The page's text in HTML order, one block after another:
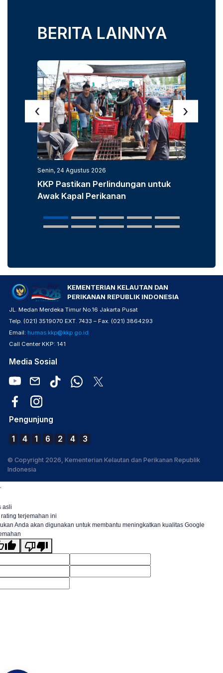
BERITA LAINNYA
Senin, 24 Agustus 2026
KKP Pastikan Perlindungan untuk
Awak Kapal Perikanan
‹ ›
KEMENTERIAN KELAUTAN DAN
PERIKANAN REPUBLIK INDONESIA
JL. Medan Merdeka Timur No.16 Jakarta Pusat
Telp. (021) 3519070 EXT. 7433 – Fax. (021) 3864293
Email: humas.kkp@kkp.go.id
Call Center KKP: 141
Media Sosial
Pengunjung
1 4 1 6 2 4 3
© Copyright 2026, Kementerian Kelautan dan Perikanan Republik
Indonesia
.
asli
terjemahan ini
Anda akan digunakan untuk membantu meningkatkan kualitas Google